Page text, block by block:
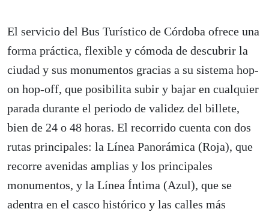
El servicio del Bus Turístico de Córdoba ofrece una
forma práctica, flexible y cómoda de descubrir la
ciudad y sus monumentos gracias a su sistema hop-
on hop-off, que posibilita subir y bajar en cualquier
parada durante el periodo de validez del billete,
bien de 24 o 48 horas. El recorrido cuenta con dos
rutas principales: la Línea Panorámica (Roja), que
recorre avenidas amplias y los principales
monumentos, y la Línea Íntima (Azul), que se
adentra en el casco histórico y las calles más